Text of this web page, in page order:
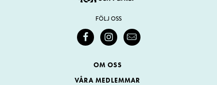
FÖLJ OSS
OM OSS
VÅRA MEDLEMMAR